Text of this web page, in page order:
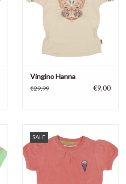
Vingino Hanna
€29,99 €9,00
SALE